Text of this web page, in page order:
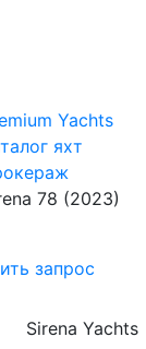
Yachts
яхт
78 (2023)
запрос
Sirena Yachts